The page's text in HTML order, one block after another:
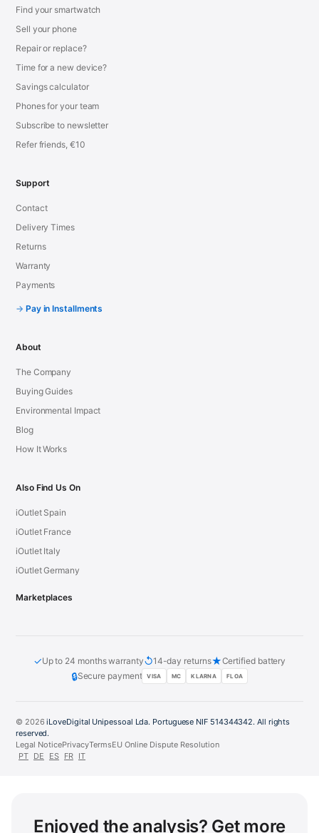
Find your smartwatch
Sell your phone
Repair or replace?
Time for a new device?
Savings calculator
Phones for your team
Subscribe to newsletter
Refer friends, €10
Support
Contact
Delivery Times
Returns
Warranty
Payments
Pay in Installments
About
The Company
Buying Guides
Environmental Impact
Blog
How It Works
Also Find Us On
iOutlet Spain
iOutlet France
iOutlet Italy
iOutlet Germany
Marketplaces
✓Up to 24 months warranty↺14-day returns★Certified battery
🔒Secure payment VISA MC KLARNA FLOA
© 2026iLoveDigital Unipessoal Lda. Portuguese NIF 514344342. All rights
reserved.
Legal NoticePrivacyTermsEU Online Dispute Resolution
PT DE ES FR IT
Enjoyed the analysis? Get more